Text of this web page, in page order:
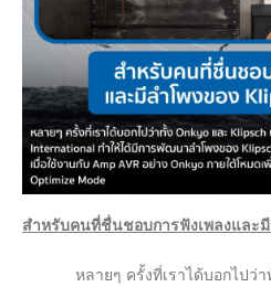
สำหรับคนที่ชื่นชอบการฟังเพลงและ
หลายๆ ครั้งที่เราได้บอกไปว่าทั้